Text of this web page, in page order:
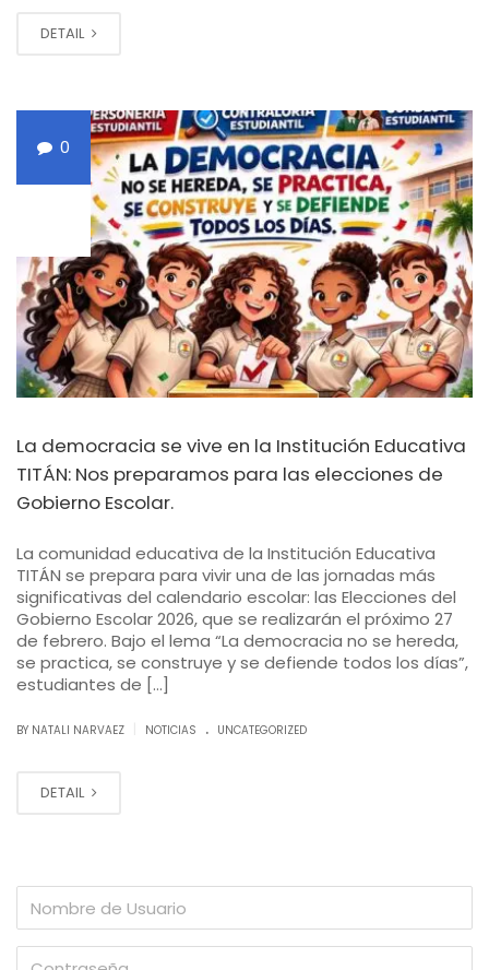
DETAIL
0
La democracia se vive en la Institución Educativa
TITÁN: Nos preparamos para las elecciones de
Gobierno Escolar.
La comunidad educativa de la Institución Educativa
TITÁN se prepara para vivir una de las jornadas más
significativas del calendario escolar: las Elecciones del
Gobierno Escolar 2026, que se realizarán el próximo 27
de febrero. Bajo el lema “La democracia no se hereda,
se practica, se construye y se defiende todos los días”,
estudiantes de […]
BY NATALI NARVAEZ NOTICIAS . UNCATEGORIZED
DETAIL